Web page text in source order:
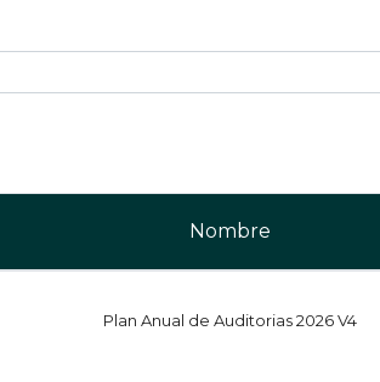
Nombre
Plan Anual de Auditorias 2026 V4